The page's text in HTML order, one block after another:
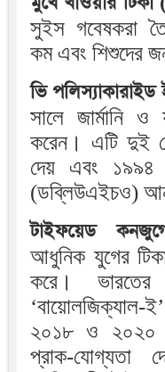
সুইস গবেষকরা
কম এবং শিশুদের
ভি
সালে জার্মানি ও
করেন। এটি দুই
দেয় এবং ১৯৯৪
(ডব্লিউএইচও)
টাইফয়েড
আধুনিক যুগের
করে। ভারতের
‘বায়োলজিক্যাল-
২০১৮ ও ২০২০
প্রাক-যোগ্যতা